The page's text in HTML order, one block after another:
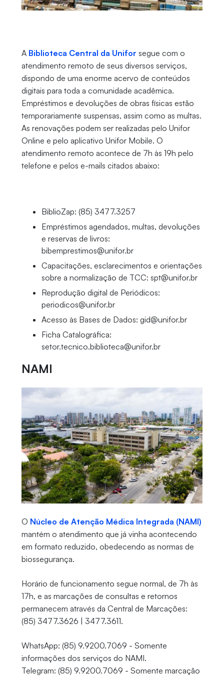
A Biblioteca Central da Unifor segue com o
atendimento remoto de seus diversos serviços,
dispondo de uma enorme acervo de conteúdos
digitais para toda a comunidade acadêmica.
Empréstimos e devoluções de obras físicas estão
temporariamente suspensas, assim como as multas.
As renovações podem ser realizadas pelo Unifor
Online e pelo aplicativo Unifor Mobile. O
atendimento remoto acontece de 7h às 19h pelo
telefone e pelos e-mails citados abaixo:
BiblioZap: (85) 3477.3257
Empréstimos agendados, multas, devoluções
e reservas de livros:
bibemprestimos@unifor.br
Capacitações, esclarecimentos e orientações
sobre a normalização de TCC: spt@unifor.br
Reprodução digital de Periódicos:
periodicos@unifor.br
Acesso às Bases de Dados: gid@unifor.br
Ficha Catalográfica:
setor.tecnico.biblioteca@unifor.br
NAMI
O Núcleo de Atenção Médica Integrada (NAMI)
mantém o atendimento que já vinha acontecendo
em formato reduzido, obedecendo as normas de
biossegurança.
Horário de funcionamento segue normal, de 7h às
17h, e as marcações de consultas e retornos
permanecem através da Central de Marcações:
(85) 3477.3626 | 3477.3611.
WhatsApp: (85) 9.9200.7069 - Somente
informações dos serviços do NAMI.
Telegram: (85) 9.9200.7069 - Somente marcação